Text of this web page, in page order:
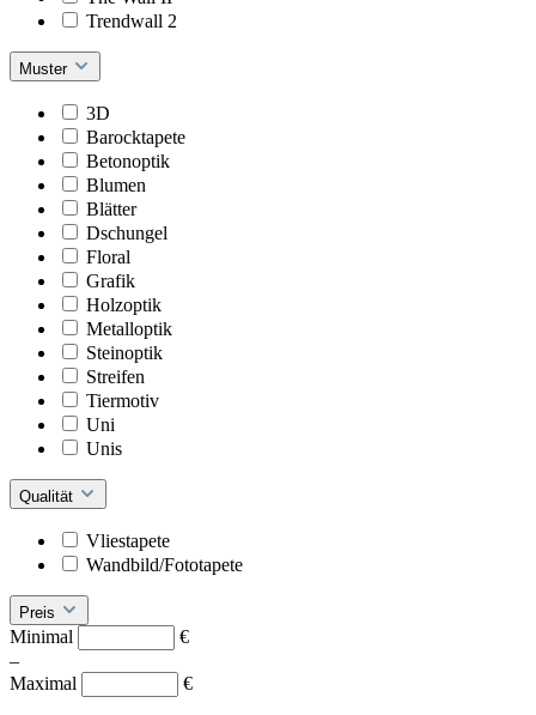
Trendwall 2
Muster
3D
Barocktapete
Betonoptik
Blumen
Blätter
Dschungel
Floral
Grafik
Holzoptik
Metalloptik
Steinoptik
Streifen
Tiermotiv
Uni
Unis
Qualität
Vliestapete
Wandbild/Fototapete
Preis
Minimal
€
–
Maximal
€